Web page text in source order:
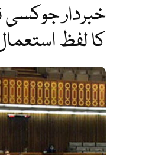
خبردار جوکسی
کا لفظ